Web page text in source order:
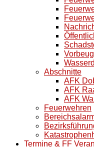
Abschnitte
AFK
AFK
AFK
Feuerwehren
Termine & FF